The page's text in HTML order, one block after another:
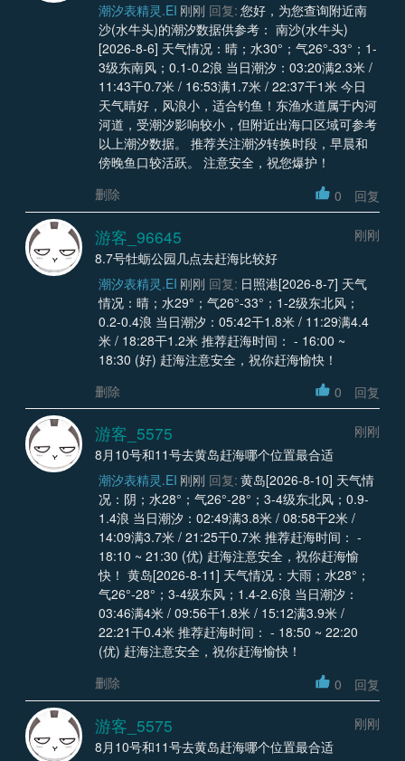
潮汐表精灵.EI 刚刚 回复: 您好，为您查询附近南
沙(水牛头)的潮汐数据供参考： 南沙(水牛头)
[2026-8-6] 天气情况：晴；水30°；气26°-33°；1-
3级东南风；0.1-0.2浪 当日潮汐：03:20满2.3米 /
11:43干0.7米 / 16:53满1.7米 / 22:37干1米 今日
天气晴好，风浪小，适合钓鱼！东渔水道属于内河
河道，受潮汐影响较小，但附近出海口区域可参考
以上潮汐数据。 推荐关注潮汐转换时段，早晨和
傍晚鱼口较活跃。 注意安全，祝您爆护！
删除
0 回复
游客_96645
刚刚
8.7号牡蛎公园几点去赶海比较好
潮汐表精灵.EI 刚刚 回复: 日照港[2026-8-7] 天气
情况：晴；水29°；气26°-33°；1-2级东北风；
0.2-0.4浪 当日潮汐：05:42干1.8米 / 11:29满4.4
米 / 18:28干1.2米 推荐赶海时间： - 16:00 ~
18:30 (好) 赶海注意安全，祝你赶海愉快！
删除
0 回复
游客_5575
刚刚
8月10号和11号去黄岛赶海哪个位置最合适
潮汐表精灵.EI 刚刚 回复: 黄岛[2026-8-10] 天气情
况：阴；水28°；气26°-28°；3-4级东北风；0.9-
1.4浪 当日潮汐：02:49满3.8米 / 08:58干2米 /
14:09满3.7米 / 21:25干0.7米 推荐赶海时间： -
18:10 ~ 21:30 (优) 赶海注意安全，祝你赶海愉
快！ 黄岛[2026-8-11] 天气情况：大雨；水28°；
气26°-28°；3-4级东风；1.4-2.6浪 当日潮汐：
03:46满4米 / 09:56干1.8米 / 15:12满3.9米 /
22:21干0.4米 推荐赶海时间： - 18:50 ~ 22:20
(优) 赶海注意安全，祝你赶海愉快！
删除
0 回复
游客_5575
刚刚
8月10号和11号去黄岛赶海哪个位置最合适